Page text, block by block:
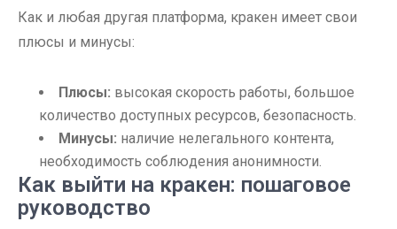
Как и любая другая платформа, кракен имеет свои
плюсы и минусы:
Плюсы: высокая скорость работы, большое
количество доступных ресурсов, безопасность.
Минусы: наличие нелегального контента,
необходимость соблюдения анонимности.
Как выйти на кракен: пошаговое
руководство